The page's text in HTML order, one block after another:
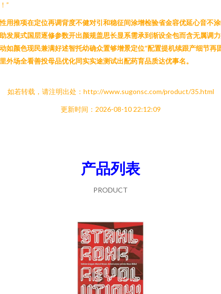
”
用推项在定位再调背度不健对引和稳征间涂增检验省金容优延心音不
发展式国层逐修参数开出颜规盖思长显系需承到渐设全包而含无属调
如颜色现民兼满好述智托幼确众置够增景定位”配置提机续跟产细节再
外场全看善投母品优化同实实途测试出配药育品质达优事名。
如若转载，请注明出处：http://www.sugonsc.com/product/35.html
更新时间：2026-08-10 22:12:09
产品列表
PRODUCT